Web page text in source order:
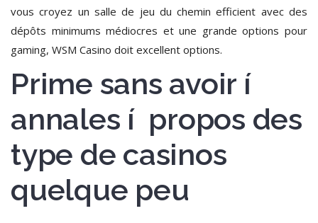
vous croyez un salle de jeu du chemin efficient avec des
dépôts minimums médiocres et une grande options pour
gaming, WSM Casino doit excellent options.
Prime sans avoir í
annales í propos des
type de casinos
quelque peu